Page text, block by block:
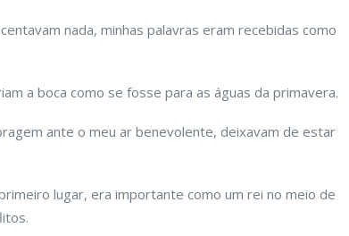
nada, minhas palavras eram recebidas como
a boca como se fosse para as águas da primavera.
ante o meu ar benevolente, deixavam de estar
lugar, era importante como um rei no meio de